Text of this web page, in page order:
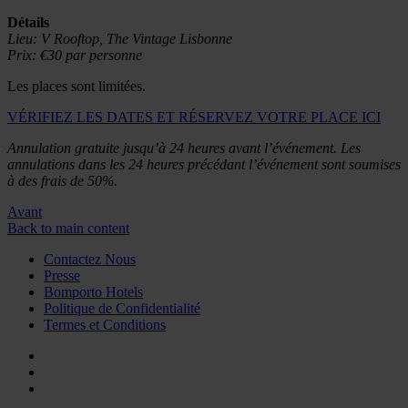
Détails
Lieu: V Rooftop, The Vintage Lisbonne
Prix: €30 par personne
Les places sont limitées.
VÉRIFIEZ LES DATES ET RÉSERVEZ VOTRE PLACE ICI
Annulation gratuite jusqu’à 24 heures avant l’événement. Les
annulations dans les 24 heures précédant l’événement sont soumises
à des frais de 50%.
Avant
Back to main content
Contactez Nous
Presse
Bomporto Hotels
Politique de Confidentialité
Termes et Conditions